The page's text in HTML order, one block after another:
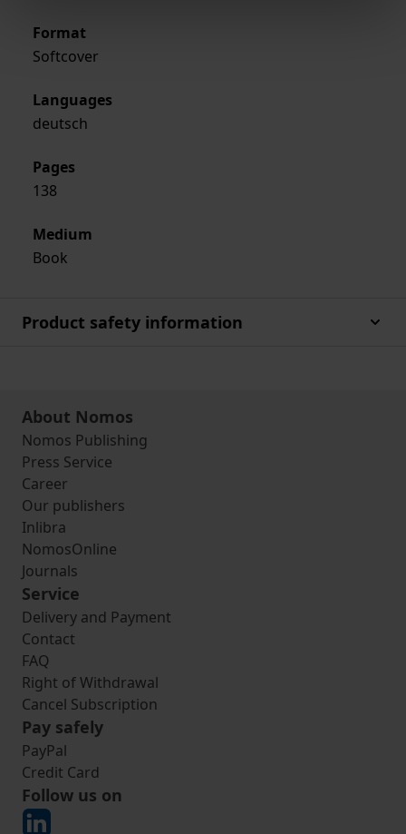
Format
Softcover
Languages
deutsch
Pages
138
Medium
Book
Product safety information
About Nomos
Nomos Publishing
Press Service
Career
Our publishers
Inlibra
NomosOnline
Journals
Service
Delivery and Payment
Contact
FAQ
Right of Withdrawal
Cancel Subscription
Pay safely
PayPal
Credit Card
Follow us on